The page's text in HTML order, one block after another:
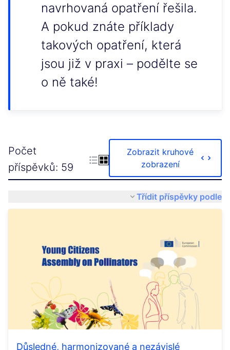
navrhovaná opatření řešila.
A pokud znáte příklady
takových opatření, která
jsou již v praxi – podělte se
o ně také!
Počet
příspěvků: 59
Zobrazit kruhové
zobrazení
Třídit příspěvky podle
Důsledné, harmonizované a nezávislé